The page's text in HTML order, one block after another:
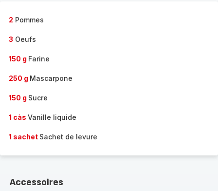
2 Pommes
3 Oeufs
150 g Farine
250 g Mascarpone
150 g Sucre
1 càs Vanille liquide
1 sachet Sachet de levure
Accessoires